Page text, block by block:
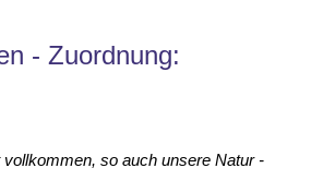
- Zuordnung:
so auch unsere Natur -